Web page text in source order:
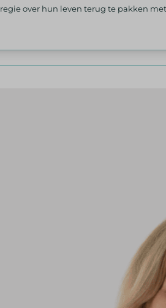
over hun leven terug te pakken